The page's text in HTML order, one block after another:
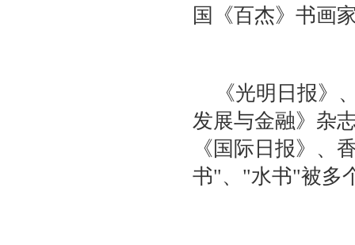
国《百杰》书画
《光明日报》
发展与金融》杂
《国际日报》、
书"、"水书"被多